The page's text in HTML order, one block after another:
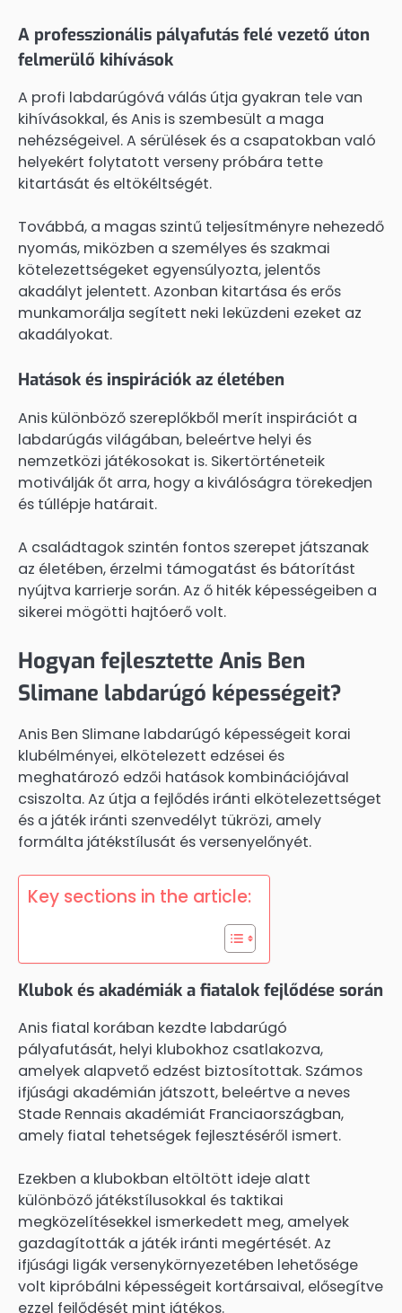
A professzionális pályafutás felé vezető úton
felmerülő kihívások
A profi labdarúgóvá válás útja gyakran tele van
kihívásokkal, és Anis is szembesült a maga
nehézségeivel. A sérülések és a csapatokban való
helyekért folytatott verseny próbára tette
kitartását és eltökéltségét.
Továbbá, a magas szintű teljesítményre nehezedő
nyomás, miközben a személyes és szakmai
kötelezettségeket egyensúlyozta, jelentős
akadályt jelentett. Azonban kitartása és erős
munkamorálja segített neki leküzdeni ezeket az
akadályokat.
Hatások és inspirációk az életében
Anis különböző szereplőkből merít inspirációt a
labdarúgás világában, beleértve helyi és
nemzetközi játékosokat is. Sikertörténeteik
motiválják őt arra, hogy a kiválóságra törekedjen
és túllépje határait.
A családtagok szintén fontos szerepet játszanak
az életében, érzelmi támogatást és bátorítást
nyújtva karrierje során. Az ő hiték képességeiben a
sikerei mögötti hajtóerő volt.
Hogyan fejlesztette Anis Ben
Slimane labdarúgó képességeit?
Anis Ben Slimane labdarúgó képességeit korai
klubélményei, elkötelezett edzései és
meghatározó edzői hatások kombinációjával
csiszolta. Az útja a fejlődés iránti elkötelezettséget
és a játék iránti szenvedélyt tükrözi, amely
formálta játékstílusát és versenyelőnyét.
Key sections in the article:
Klubok és akadémiák a fiatalok fejlődése során
Anis fiatal korában kezdte labdarúgó
pályafutását, helyi klubokhoz csatlakozva,
amelyek alapvető edzést biztosítottak. Számos
ifjúsági akadémián játszott, beleértve a neves
Stade Rennais akadémiát Franciaországban,
amely fiatal tehetségek fejlesztéséről ismert.
Ezekben a klubokban eltöltött ideje alatt
különböző játékstílusokkal és taktikai
megközelítésekkel ismerkedett meg, amelyek
gazdagították a játék iránti megértését. Az
ifjúsági ligák versenykörnyezetében lehetősége
volt kipróbálni képességeit kortársaival, elősegítve
ezzel fejlődését mint játékos.